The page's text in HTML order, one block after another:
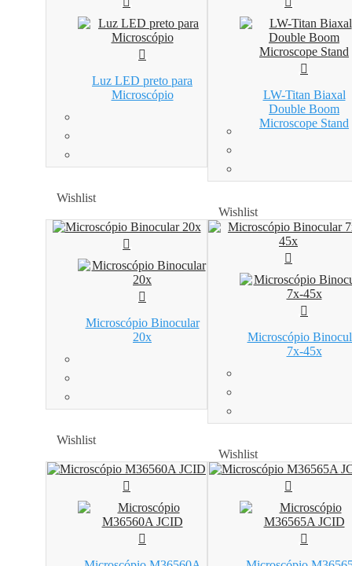
Luz LED preto para
Microscópio
Wishlist
LW-Titan Biaxal
Double Boom
Microscope Stand
Wishlist
Microscópio Binocular
20x
Wishlist
Microscópio
7x-45x
Wishlist